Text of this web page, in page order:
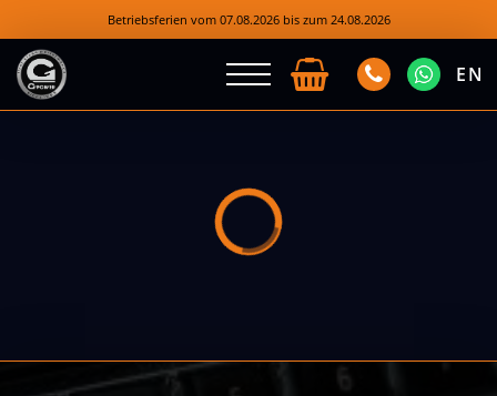
Betriebsferien vom 07.08.2026 bis zum 24.08.2026
EN